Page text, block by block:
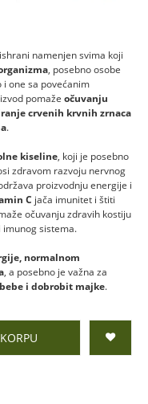
namenjen svima koji
, posebnoosobe
one sa povećanim
pomaže očuvanju
crvenih krvnih zrnaca
.
kiseline, koji je posebno
zdravom razvoju nervnog
proizvodnju energije i
C jača imunitet i štiti
očuvanju zdravih kostiju
imunog sistema.
normalnom
, a posebno je važna za
i dobrobit majke.